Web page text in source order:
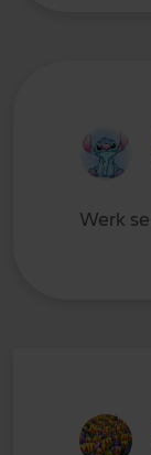
Werk se